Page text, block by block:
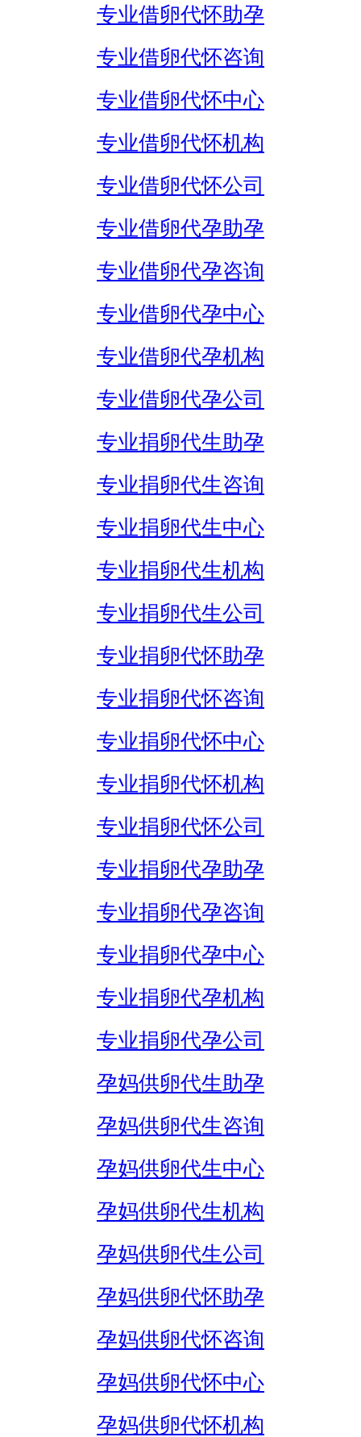
专业借卵代怀助孕
专业借卵代怀咨询
专业借卵代怀中心
专业借卵代怀机构
专业借卵代怀公司
专业借卵代孕助孕
专业借卵代孕咨询
专业借卵代孕中心
专业借卵代孕机构
专业借卵代孕公司
专业捐卵代生助孕
专业捐卵代生咨询
专业捐卵代生中心
专业捐卵代生机构
专业捐卵代生公司
专业捐卵代怀助孕
专业捐卵代怀咨询
专业捐卵代怀中心
专业捐卵代怀机构
专业捐卵代怀公司
专业捐卵代孕助孕
专业捐卵代孕咨询
专业捐卵代孕中心
专业捐卵代孕机构
专业捐卵代孕公司
孕妈供卵代生助孕
孕妈供卵代生咨询
孕妈供卵代生中心
孕妈供卵代生机构
孕妈供卵代生公司
孕妈供卵代怀助孕
孕妈供卵代怀咨询
孕妈供卵代怀中心
孕妈供卵代怀机构